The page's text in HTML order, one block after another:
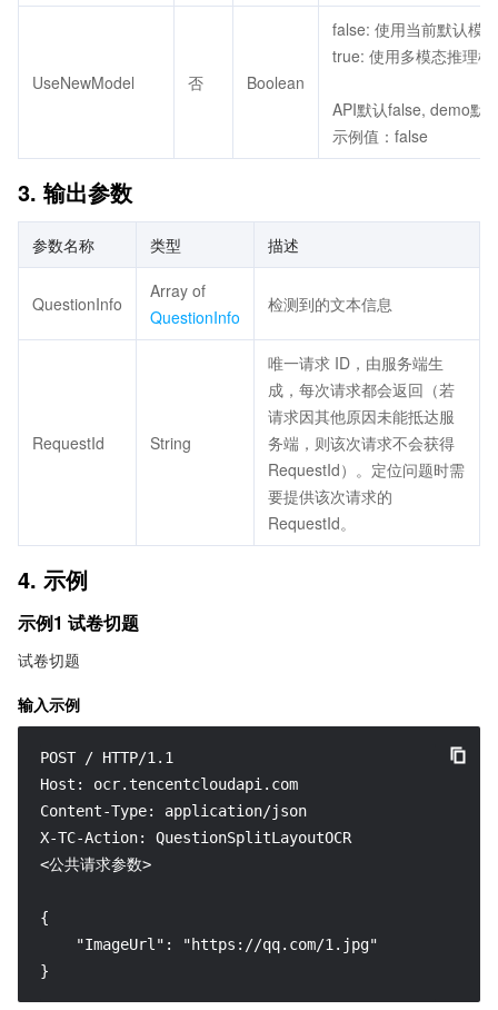
UseNewModel 否 Boolean
false: 使用当前默认模
true: 使用多模态推理
API默认false, demo默
示例值：false
3. 输出参数
参数名称 类型 描述
QuestionInfo
Array of
QuestionInfo
检测到的文本信息
RequestId String
唯一请求 ID，由服务端生
成，每次请求都会返回（若
请求因其他原因未能抵达服
务端，则该次请求不会获得
RequestId）。定位问题时需
要提供该次请求的
RequestId。
4. 示例
示例1 试卷切题
试卷切题
输入示例
POST / HTTP/1.1
Host: ocr.tencentcloudapi.com
Content-Type: application/json
X-TC-Action: QuestionSplitLayoutOCR
<公共请求参数>
{
    "ImageUrl": "https://qq.com/1.jpg"
}